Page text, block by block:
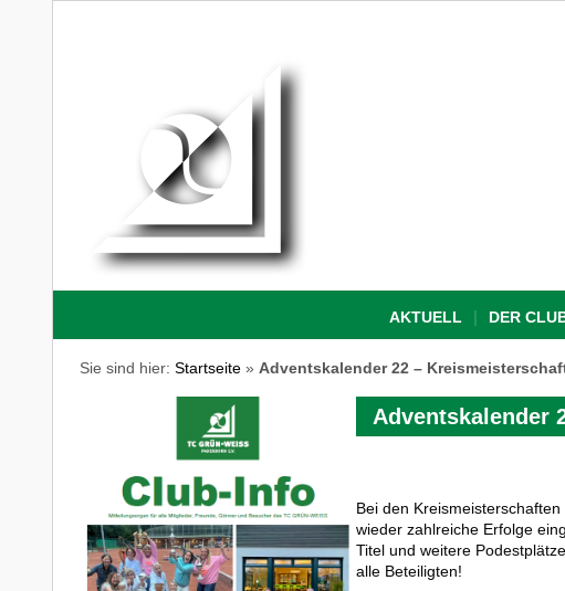
AKTUELL DER
Sie sind hier: Startseite » Adventskalender 22 –
Adventskalender
Bei den
wieder zahlreiche Erfolge
Titel und weitere
alle Beteiligten!